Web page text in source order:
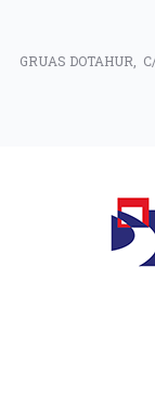
GRUAS DOTAHUR,